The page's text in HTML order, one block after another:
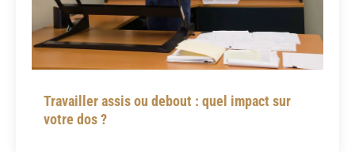
Travailler assis ou debout : quel impact sur
votre dos ?